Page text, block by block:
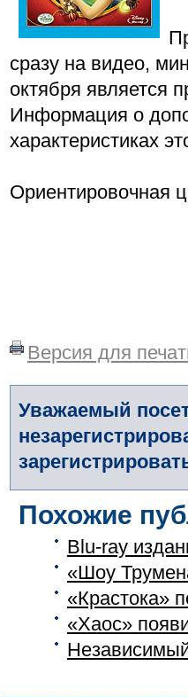
сразу на видео,
октября является
Информация о
характеристиках
Ориентировочная
Версия для
Уважаемый
Похожие
Blu-ray
«Шоу
«Крастока»
«Хаос»